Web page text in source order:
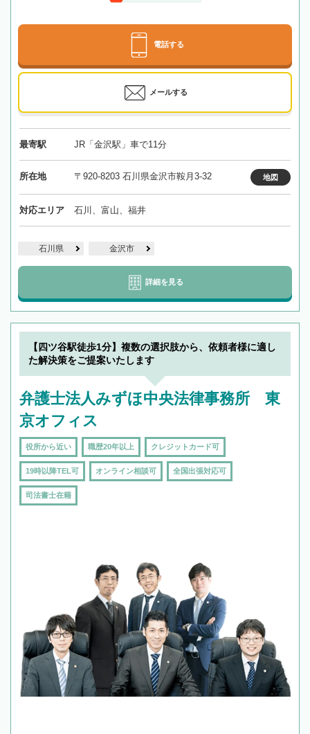
電話する
メールする
最寄駅 JR「金沢駅」車で11分
所在地 〒920-8203 石川県金沢市鞍月3-32 地図
対応エリア 石川、富山、福井
石川県 金沢市
詳細を見る
【四ツ谷駅徒歩1分】複数の選択肢から、依頼者様に適し
た解決策をご提案いたします
弁護士法人みずほ中央法律事務所 東
京オフィス
役所から近い 職歴20年以上 クレジットカード可
19時以降TEL可 オンライン相談可 全国出張対応可
司法書士在籍